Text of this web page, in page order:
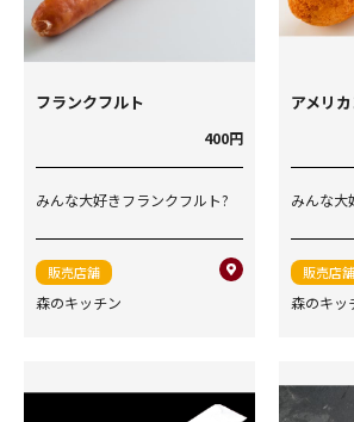
フランクフルト
400円
みんな大好きフランクフルト?
販売店舗
森のキッチン
アメリ
みんな大
販売店舗
森のキッ